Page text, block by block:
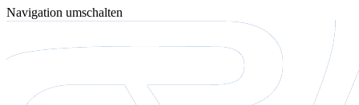
Navigation umschalten